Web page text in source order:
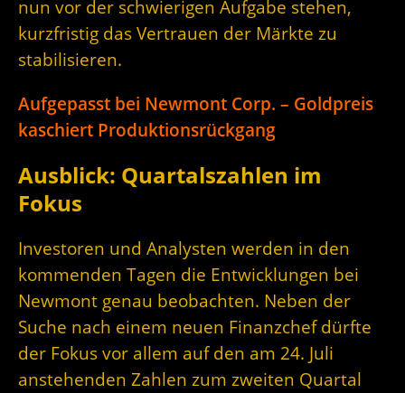
nun vor der schwierigen Aufgabe stehen,
kurzfristig das Vertrauen der Märkte zu
stabilisieren.
Aufgepasst bei Newmont Corp. – Goldpreis
kaschiert Produktionsrückgang
Ausblick: Quartalszahlen im
Fokus
Investoren und Analysten werden in den
kommenden Tagen die Entwicklungen bei
Newmont genau beobachten. Neben der
Suche nach einem neuen Finanzchef dürfte
der Fokus vor allem auf den am 24. Juli
anstehenden Zahlen zum zweiten Quartal